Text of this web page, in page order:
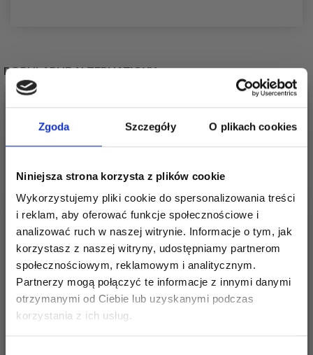
Zgoda Szczegóły O plikach cookies
Niniejsza strona korzysta z plików cookie
Wykorzystujemy pliki cookie do spersonalizowania treści
i reklam, aby oferować funkcje społecznościowe i
analizować ruch w naszej witrynie. Informacje o tym, jak
korzystasz z naszej witryny, udostępniamy partnerom
społecznościowym, reklamowym i analitycznym.
Partnerzy mogą połączyć te informacje z innymi danymi
otrzymanymi od Ciebie lub uzyskanymi podczas
korzystania z ich usług.
POPULARNE ALTERNATYWY
247-4 SUNNY
VACATION BY DROPS
DESIGN
18,60 zł
257-31 SCALLOP BLISS
TOP BY DROPS
DESIGN
Oszczędź nawet do 50%